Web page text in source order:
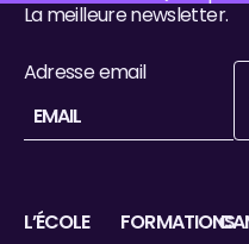
Pied de page
La meilleure newsletter.
Adresse email
L’ÉCOLE FORMATIONS